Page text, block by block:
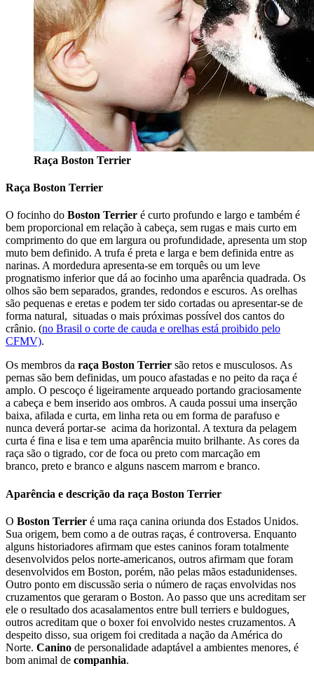
Raça Boston Terrier
Raça Boston Terrier
O focinho do Boston Terrier é curto profundo e largo e também é
bem proporcional em relação à cabeça, sem rugas e mais curto em
comprimento do que em largura ou profundidade, apresenta um stop
muto bem definido. A trufa é preta e larga e bem definida entre as
narinas. A mordedura apresenta-se em torquês ou um leve
prognatismo inferior que dá ao focinho uma aparência quadrada. Os
olhos são bem separados, grandes, redondos e escuros. As orelhas
são pequenas e eretas e podem ter sido cortadas ou apresentar-se de
forma natural, situadas o mais próximas possível dos cantos do
crânio. (no Brasil o corte de cauda e orelhas está proibido pelo
CFMV).
Os membros da raça Boston Terrier são retos e musculosos. As
pernas são bem definidas, um pouco afastadas e no peito da raça é
amplo. O pescoço é ligeiramente arqueado portando graciosamente
a cabeça e bem inserido aos ombros. A cauda possui uma inserção
baixa, afilada e curta, em linha reta ou em forma de parafuso e
nunca deverá portar-se acima da horizontal. A textura da pelagem
curta é fina e lisa e tem uma aparência muito brilhante. As cores da
raça são o tigrado, cor de foca ou preto com marcação em
branco, preto e branco e alguns nascem marrom e branco.
Aparência e descrição da raça Boston Terrier
O Boston Terrier é uma raça canina oriunda dos Estados Unidos.
Sua origem, bem como a de outras raças, é controversa. Enquanto
alguns historiadores afirmam que estes caninos foram totalmente
desenvolvidos pelos norte-americanos, outros afirmam que foram
desenvolvidos em Boston, porém, não pelas mãos estadunidenses.
Outro ponto em discussão seria o número de raças envolvidas nos
cruzamentos que geraram o Boston. Ao passo que uns acreditam ser
ele o resultado dos acasalamentos entre bull terriers e buldogues,
outros acreditam que o boxer foi envolvido nestes cruzamentos. A
despeito disso, sua origem foi creditada a nação da América do
Norte. Canino de personalidade adaptável a ambientes menores, é
bom animal de companhia.